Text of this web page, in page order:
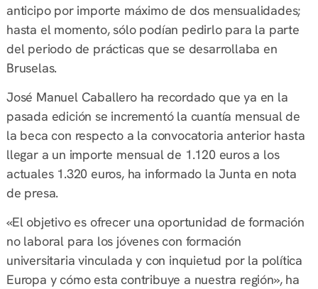
anticipo por importe máximo de dos mensualidades;
hasta el momento, sólo podían pedirlo para la parte
del periodo de prácticas que se desarrollaba en
Bruselas.
José Manuel Caballero ha recordado que ya en la
pasada edición se incrementó la cuantía mensual de
la beca con respecto a la convocatoria anterior hasta
llegar a un importe mensual de 1.120 euros a los
actuales 1.320 euros, ha informado la Junta en nota
de presa.
«El objetivo es ofrecer una oportunidad de formación
no laboral para los jóvenes con formación
universitaria vinculada y con inquietud por la política
Europa y cómo esta contribuye a nuestra región», ha